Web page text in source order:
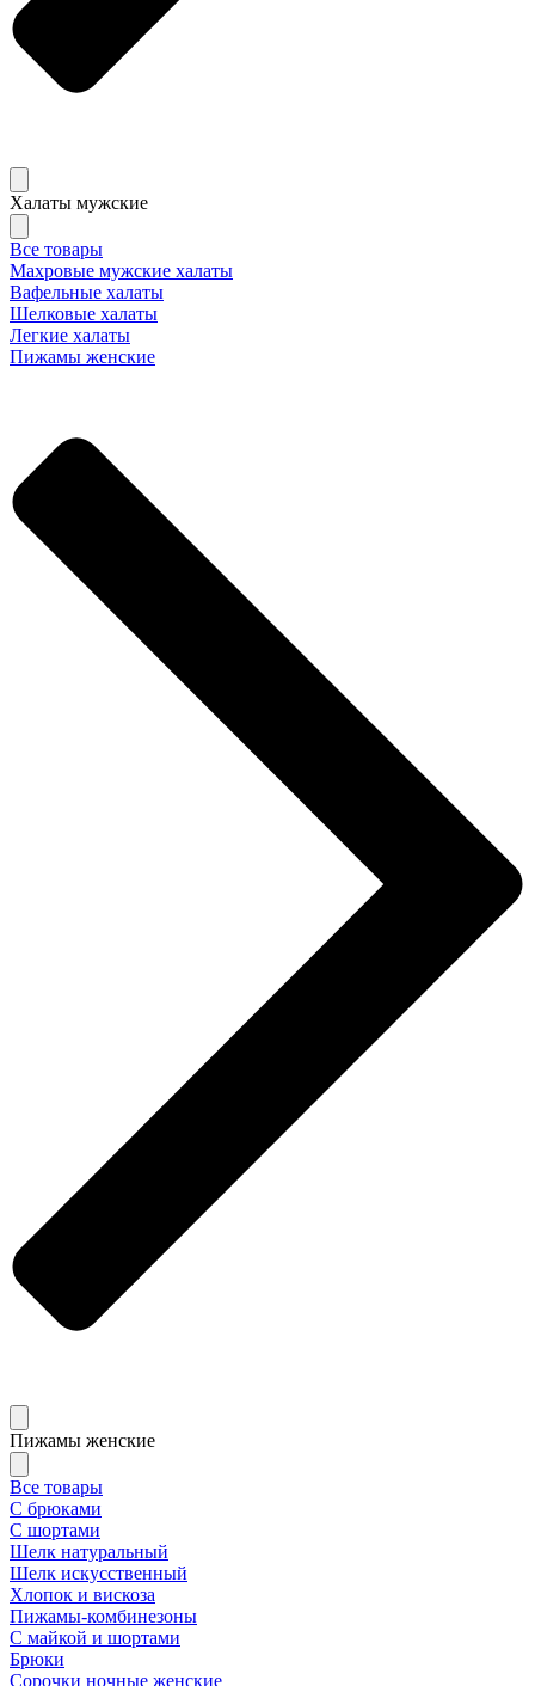
Халаты мужские
Все товары
Махровые мужские халаты
Вафельные халаты
Шелковые халаты
Легкие халаты
Пижамы женские
Пижамы женские
Все товары
С брюками
С шортами
Шелк натуральный
Шелк искусственный
Хлопок и вискоза
Пижамы-комбинезоны
С майкой и шортами
Брюки
Сорочки ночные женские